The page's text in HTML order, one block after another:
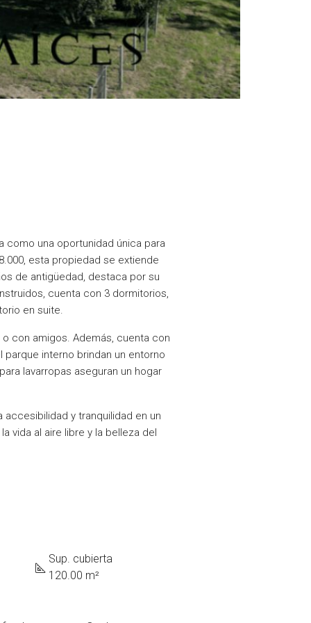
como una oportunidad única para
esta propiedad se extiende
de antigüedad, destaca por su
cuenta con 3 dormitorios,
en suite.
con amigos. Además, cuenta con
interno brindan un entorno
lavarropas aseguran un hogar
y tranquilidad en un
vida al aire libre y la belleza del
Sup. cubierta
120.00 m²